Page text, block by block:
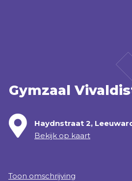
Gymzaal
Haydnstraat 2,
Bekijk op kaart
Toon omschrijving